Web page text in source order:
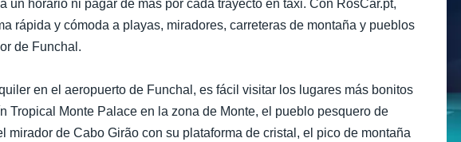
un horario ni pagar de más por cada trayecto en taxi. Con RosCar.pt,
rápida y cómoda a playas, miradores, carreteras de montaña y pueblos
de Funchal.
en el aeropuerto de Funchal, es fácil visitar los lugares más bonitos
Tropical Monte Palace en la zona de Monte, el pueblo pesquero de
mirador de Cabo Girão con su plataforma de cristal, el pico de montaña